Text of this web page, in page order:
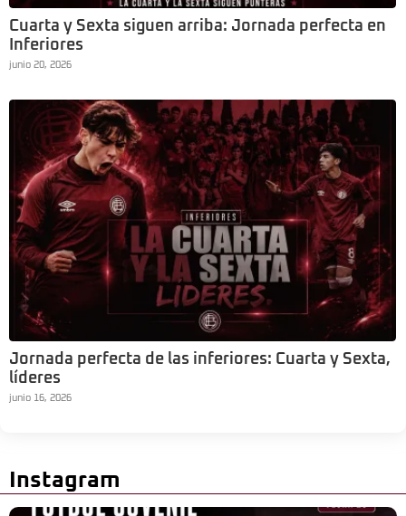
Cuarta y Sexta siguen arriba: Jornada perfecta en
Inferiores
junio 20, 2026
Jornada perfecta de las inferiores: Cuarta y Sexta,
líderes
junio 16, 2026
Instagram